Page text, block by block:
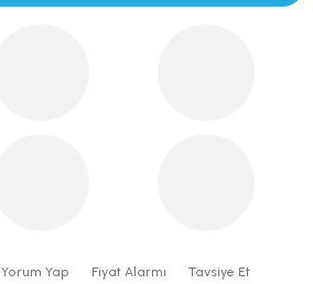
Yorum Yap Fiyat Alarmı Tavsiye Et